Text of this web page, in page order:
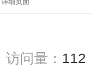
访问量：